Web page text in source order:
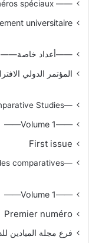
—— Numéros spéciaux ——
universitaire
——أعداد خاصة——
المؤتمر الدولي
—Branch for Al-Mayadine Journal for Comparative Studies
——Volume 1——
First issue
—Branche de la revue Al-Mayadine pour les études comparatives
——Volume 1——
Premier numéro
فرع مجلة الميادين